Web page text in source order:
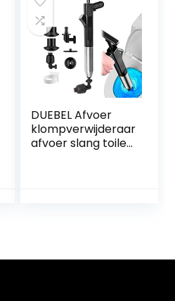
gereedschap voor
het deblokkeren
van badkuip,
afvoer en
DUEBEL Afvoer
klompverwijderaar
afvoer slang toilet